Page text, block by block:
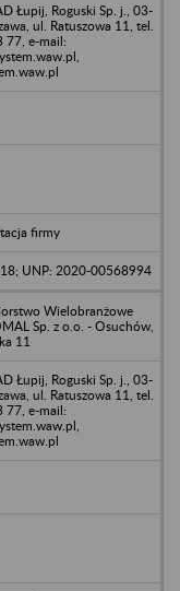
Łupij, Roguski Sp. j., 03-
ul. Ratuszowa 11, tel.
77, e-mail:
firmy
UNP: 2020-00568994
Wielobranżowe
Sp. z o.o. - Osuchów,
11
Łupij, Roguski Sp. j., 03-
ul. Ratuszowa 11, tel.
77, e-mail: